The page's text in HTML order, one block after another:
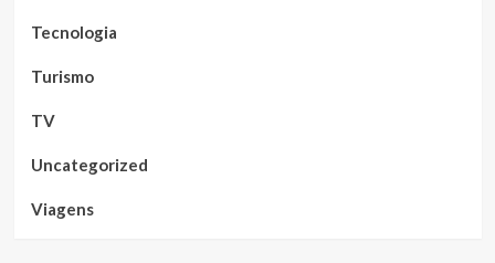
Tecnologia
Turismo
TV
Uncategorized
Viagens